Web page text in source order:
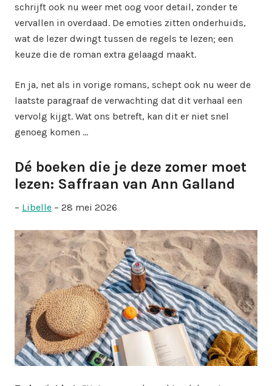
schrijft ook nu weer met oog voor detail, zonder te
vervallen in overdaad. De emoties zitten onderhuids,
wat de lezer dwingt tussen de regels te lezen; een
keuze die de roman extra gelaagd maakt.
En ja, net als in vorige romans, schept ook nu weer de
laatste paragraaf de verwachting dat dit verhaal een
vervolg kijgt. Wat ons betreft, kan dit er niet snel
genoeg komen …
Dé boeken die je deze zomer moet
lezen: Saffraan van Ann Galland
– Libelle – 28 mei 2026